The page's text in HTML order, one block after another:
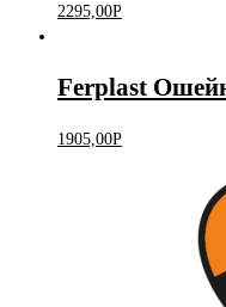
2295,00Р
Ferplast
1905,00Р